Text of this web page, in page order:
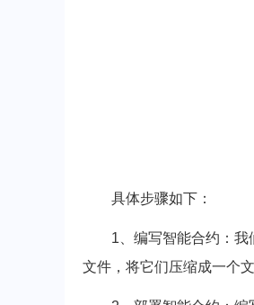
具体步骤如下：
1、编写智能合约：
文件，将它们压缩成一个